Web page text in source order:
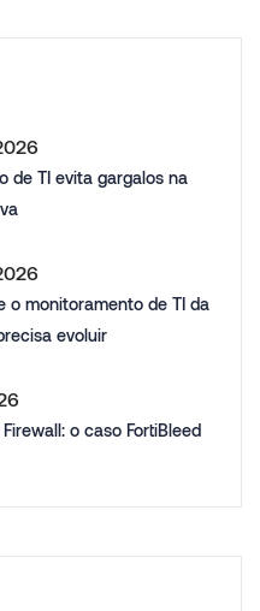
de TI evita gargalos na
o monitoramento de TI da
evoluir
o caso FortiBleed